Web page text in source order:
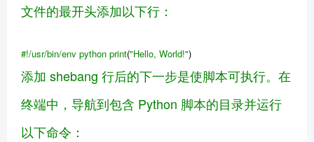
文件的最开头添加以下行：
#!/usr/bin/env python print("Hello, World!")
添加 shebang 行后的下一步是使脚本可执行。在
终端中，导航到包含 Python 脚本的目录并运行
以下命令：